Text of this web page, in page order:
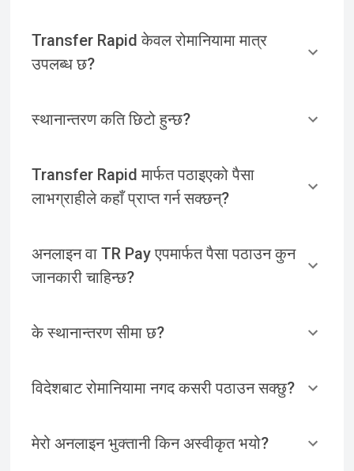
Transfer Rapid केवल रोमानियामा मात्र
उपलब्ध छ?
स्थानान्तरण कति छिटो हुन्छ?
Transfer Rapid मार्फत पठाइएको पैसा
लाभग्राहीले कहाँ प्राप्त गर्न सक्छन्?
अनलाइन वा TR Pay एपमार्फत पैसा पठाउन कुन
जानकारी चाहिन्छ?
के स्थानान्तरण सीमा छ?
विदेशबाट रोमानियामा नगद कसरी पठाउन सक्छु?
मेरो अनलाइन भुक्तानी किन अस्वीकृत भयो?